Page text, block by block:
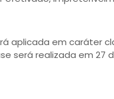
aplicada em caráter
será realizada em 27